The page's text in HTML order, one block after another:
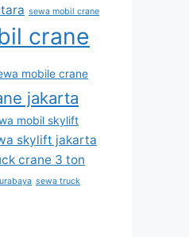
sewa mobil crane
crane
mobile crane
jakarta
mobil skylift
skylift jakarta
crane 3 ton
sewa truck